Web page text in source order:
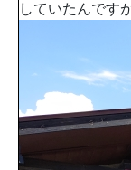
していたんです